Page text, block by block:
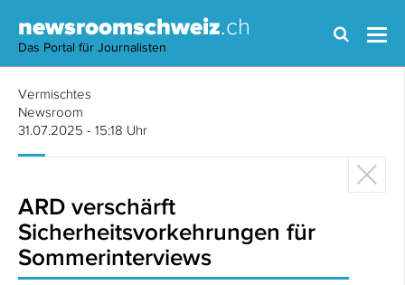
newsroomschweiz.ch
Das Portal für Journalisten
Vermischtes
Newsroom
31.07.2025 - 15:18 Uhr
ARD verschärft
Sicherheitsvorkehrungen für
Sommerinterviews